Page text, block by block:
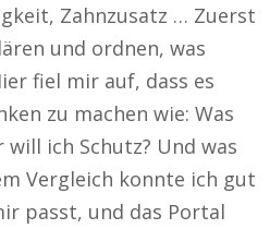
Zahnzusatz … Zuerst
und ordnen, was
fiel mir auf, dass es
zu machen wie: Was
ich Schutz? Und was
Vergleich konnte ich gut
passt, und das Portal